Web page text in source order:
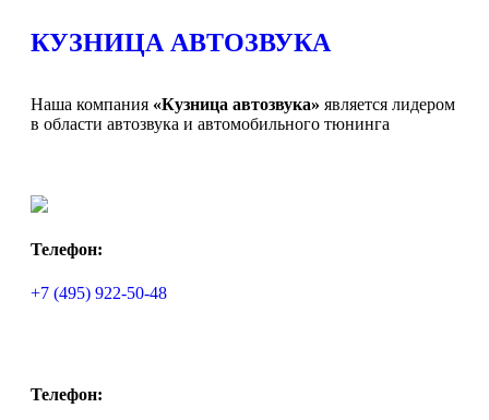
КУЗНИЦА АВТОЗВУКА
Наша компания «Кузница автозвука» является лидером
в области автозвука и автомобильного тюнинга
Телефон:
+7 (495) 922-50-48
Телефон: